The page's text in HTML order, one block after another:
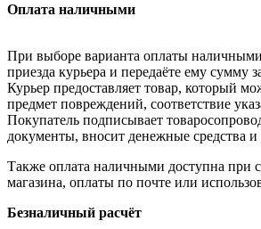
Оплата наличными
При выборе варианта оплаты
приезда курьера и передаёте ему сумму
Курьер предоставляет товар, который
предмет повреждений, соответствие
Покупатель подписывает
документы, вносит денежные средства и
Также оплата наличными доступна при
магазина, оплаты по почте или
Безналичный расчёт